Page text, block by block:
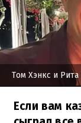
Том Хэнкс и Рита
Если вам